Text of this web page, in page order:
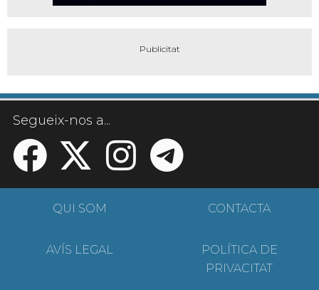
Segueix-nos a...
QUI SOM CONTACTA
AVÍS LEGAL
POLÍTICA DE
PRIVACITAT